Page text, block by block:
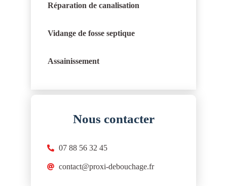
Réparation de canalisation
Vidange de fosse septique
Assainissement
Nous contacter
07 88 56 32 45
contact@proxi-debouchage.fr